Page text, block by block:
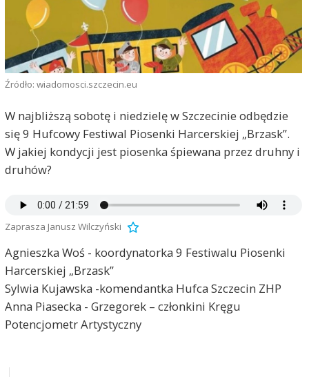
Źródło: wiadomosci.szczecin.eu
W najbliższą sobotę i niedzielę w Szczecinie odbędzie
się 9 Hufcowy Festiwal Piosenki Harcerskiej „Brzask”.
W jakiej kondycji jest piosenka śpiewana przez druhny i
druhów?
Zaprasza Janusz Wilczyński
Agnieszka Woś - koordynatorka 9 Festiwalu Piosenki
Harcerskiej „Brzask”
Sylwia Kujawska -komendantka Hufca Szczecin ZHP
Anna Piasecka - Grzegorek – członkini Kręgu
Potencjometr Artystyczny